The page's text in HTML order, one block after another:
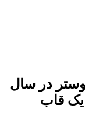
در سال